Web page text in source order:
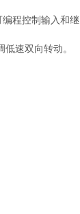
程控制输入和继
速双向转动。